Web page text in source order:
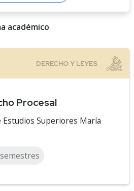
académico
Procesal
Superiores María